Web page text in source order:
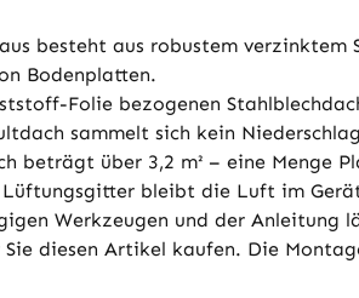
besteht aus robustem
Bodenplatten.
Folie bezogenen
sammelt sich kein
beträgt über 3,2 m² – eine Menge
bleibt die Luft im
Werkzeugen und der Anleitung
diesen Artikel kaufen. Die